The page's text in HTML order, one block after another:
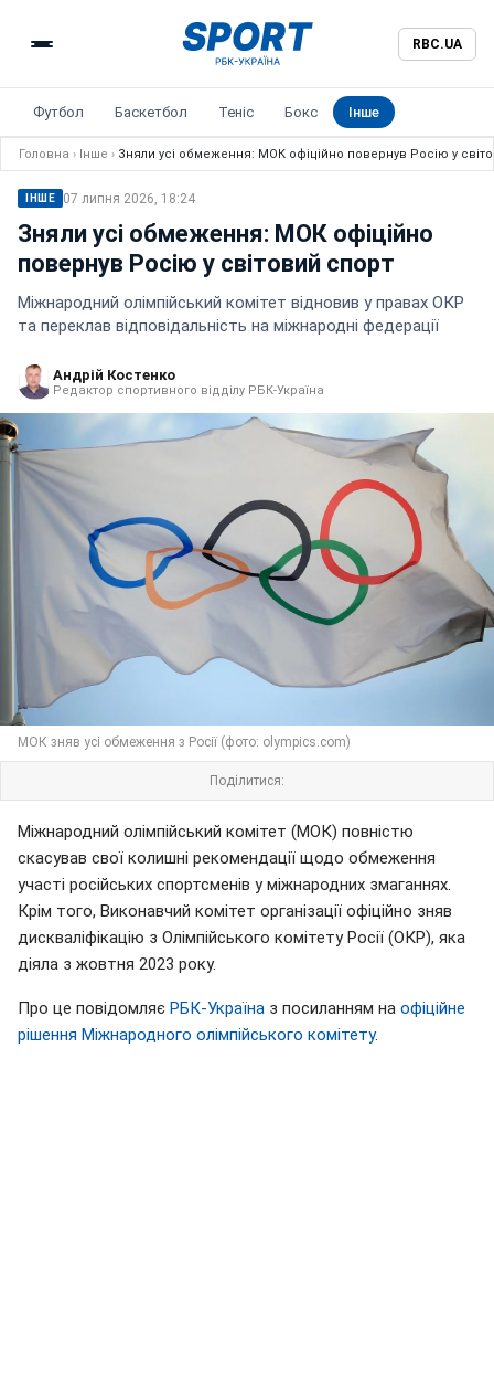
RBC.UA
Футбол Баскетбол Теніс Бокс Інше
Головна › Інше › Зняли усі обмеження: МОК офіційно повернув Росію у
ІНШЕ 07 липня 2026, 18:24
Зняли усі обмеження: МОК офіційно
повернув Росію у світовий спорт
Міжнародний олімпійський комітет відновив у правах ОКР
та переклав відповідальність на міжнародні федерації
Андрій Костенко
Редактор спортивного відділу РБК-Україна
МОК зняв усі обмеження з Росії (фото: olympics.com)
Поділитися:
Міжнародний олімпійський комітет (МОК) повністю
скасував свої колишні рекомендації щодо обмеження
участі російських спортсменів у міжнародних змаганнях.
Крім того, Виконавчий комітет організації офіційно зняв
дискваліфікацію з Олімпійського комітету Росії (ОКР), яка
діяла з жовтня 2023 року.
Про це повідомляє РБК-Україна з посиланням на офіційне
рішення Міжнародного олімпійського комітету.